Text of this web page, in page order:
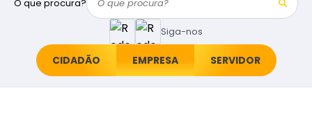
Siga-nos
O que procura?
CIDADÃO EMPRESA SERVIDOR